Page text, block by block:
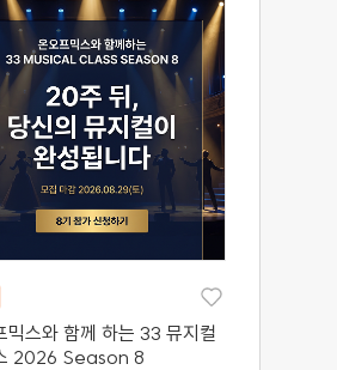
믹스와 함께 하는 33 뮤지컬
2026 Season 8